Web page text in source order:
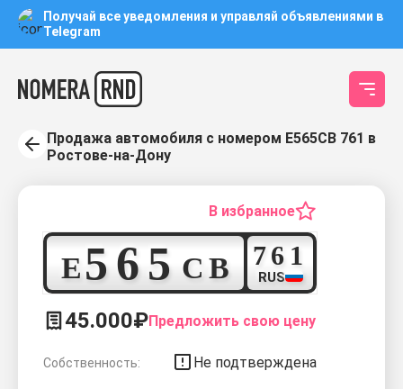
Получай все уведомления и управляй объявлениями в
Telegram
Продажа автомобиля с номером Е565СВ 761 в
Ростове-на-Дону
В избранное
Е5
6
5
СВ7
61
RUS
45.000₽Предложить свою цену
Собственность: Не подтверждена